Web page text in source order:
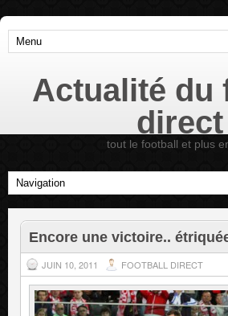
Actualité du
direct
tout le football et plus
Encore une victoire..
JUIN 10, 2011 FOOTBALL DIRECT